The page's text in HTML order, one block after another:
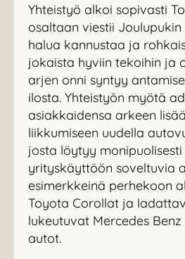
Yhteistyö alkoi sopivasti
osaltaan viestii
halua kannustaa ja
jokaista hyviin tekoihin ja
arjen onni syntyy
ilosta. Yhteistyön myötä
asiakkaidensa arkeen
liikkumiseen uudella
josta löytyy
yrityskäyttöön soveltuvia
esimerkkeinä perhekoon
Toyota Corollat ja
lukeutuvat Mercedes
autot.